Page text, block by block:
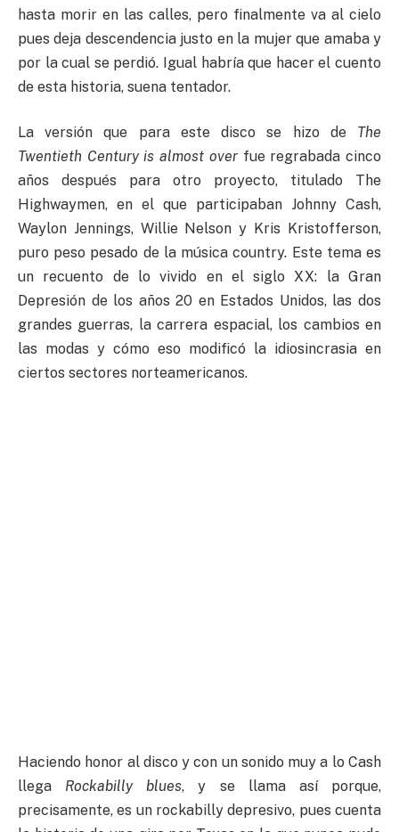
hasta morir en las calles, pero finalmente va al cielo
pues deja descendencia justo en la mujer que amaba y
por la cual se perdió. Igual habría que hacer el cuento
de esta historia, suena tentador.
La versión que para este disco se hizo de The
Twentieth Century is almost overfue regrabada cinco
años después para otro proyecto, titulado The
Highwaymen, en el que participaban Johnny Cash,
Waylon Jennings, Willie Nelson y Kris Kristofferson,
puro peso pesado de la música country. Este tema es
un recuento de lo vivido en el siglo XX: la Gran
Depresión de los años 20 en Estados Unidos, las dos
grandes guerras, la carrera espacial, los cambios en
las modas y cómo eso modificó la idiosincrasia en
ciertos sectores norteamericanos.
Haciendo honor al disco y con un sonido muy a lo Cash
llega Rockabilly blues, y se llama así porque,
precisamente, es un rockabilly depresivo, pues cuenta